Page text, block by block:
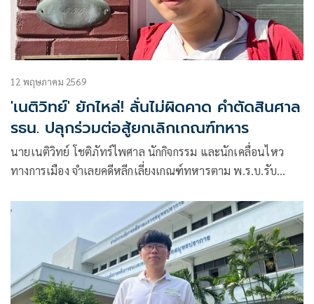
12 พฤษภาคม 2569
'เนติวิทย์' ยักไหล่! ลั่นไม่ผิดคาด คำตัดสินศาล
รธน. ปลุกร่วมต่อสู้ยกเลิกเกณฑ์ทหาร
นายเนติวิทย์ โชติภัทร์ไพศาล นักกิจกรรม และนักเคลื่อนไหว
ทางการเมือง จำเลยคดีหลีกเลี่ยงเกณฑ์ทหารตาม พ.ร.บ.รับ
รัฐธรรมนูญที่ออกมาไม่ได้ผิดคาดสักเท่าไหร่ ในเมื่อเหตุปัจจัยใน